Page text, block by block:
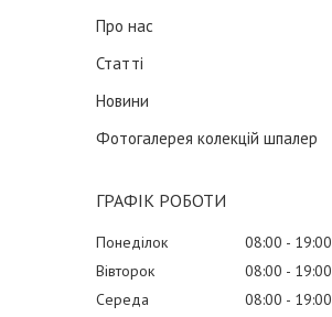
Про нас
Статті
Новини
Фотогалерея колекцій шпалер
ГРАФІК РОБОТИ
Понеділок 08:00
19:00
Вівторок
08:00
19:00
Середа
08:00
19:00